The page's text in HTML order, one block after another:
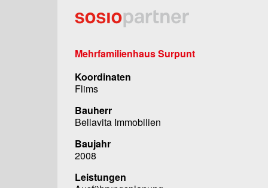
Mehrfamilienhaus Surpunt
Koordinaten
Flims
Bauherr
Bellavita Immobilien
Baujahr
2008
Leistungen